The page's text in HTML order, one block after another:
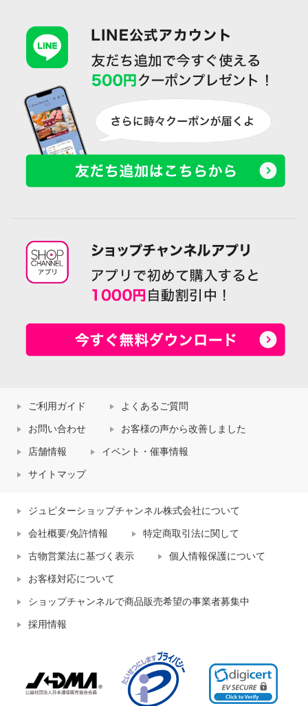
ご利用ガイド よくあるご質問
お問い合わせ お客様の声から改善しました
店舗情報 イベント・催事情報
サイトマップ
ジュピターショップチャンネル株式会社について
会社概要/免許情報 特定商取引法に関して
古物営業法に基づく表示 個人情報保護について
お客様対応について
ショップチャンネルで商品販売希望の事業者募集中
採用情報